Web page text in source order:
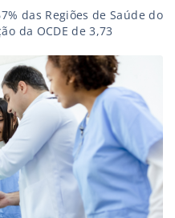
das Regiões de Saúde do
da OCDE de 3,73